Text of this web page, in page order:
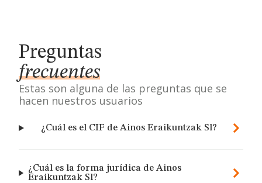
Preguntas
frecuentes
Estas son alguna de las preguntas que se
hacen nuestros usuarios
¿Cuál es el CIF de Ainos Eraikuntzak Sl?
¿Cuál es la forma jurídica de Ainos
Eraikuntzak Sl?